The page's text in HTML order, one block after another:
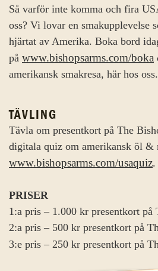
Så varför inte komma och fira
oss? Vi lovar en smakupplevelse
hjärtat av Amerika. Boka bord
på www.bishopsarms.com/boka
amerikansk smakresa, här hos oss.
TÄVLING
Tävla om presentkort på The
digitala quiz om amerikansk öl &
www.bishopsarms.com/usaquiz.
PRISER
1:a pris – 1.000 kr presentkort på
2:a pris – 500 kr presentkort på
3:e pris – 250 kr presentkort på